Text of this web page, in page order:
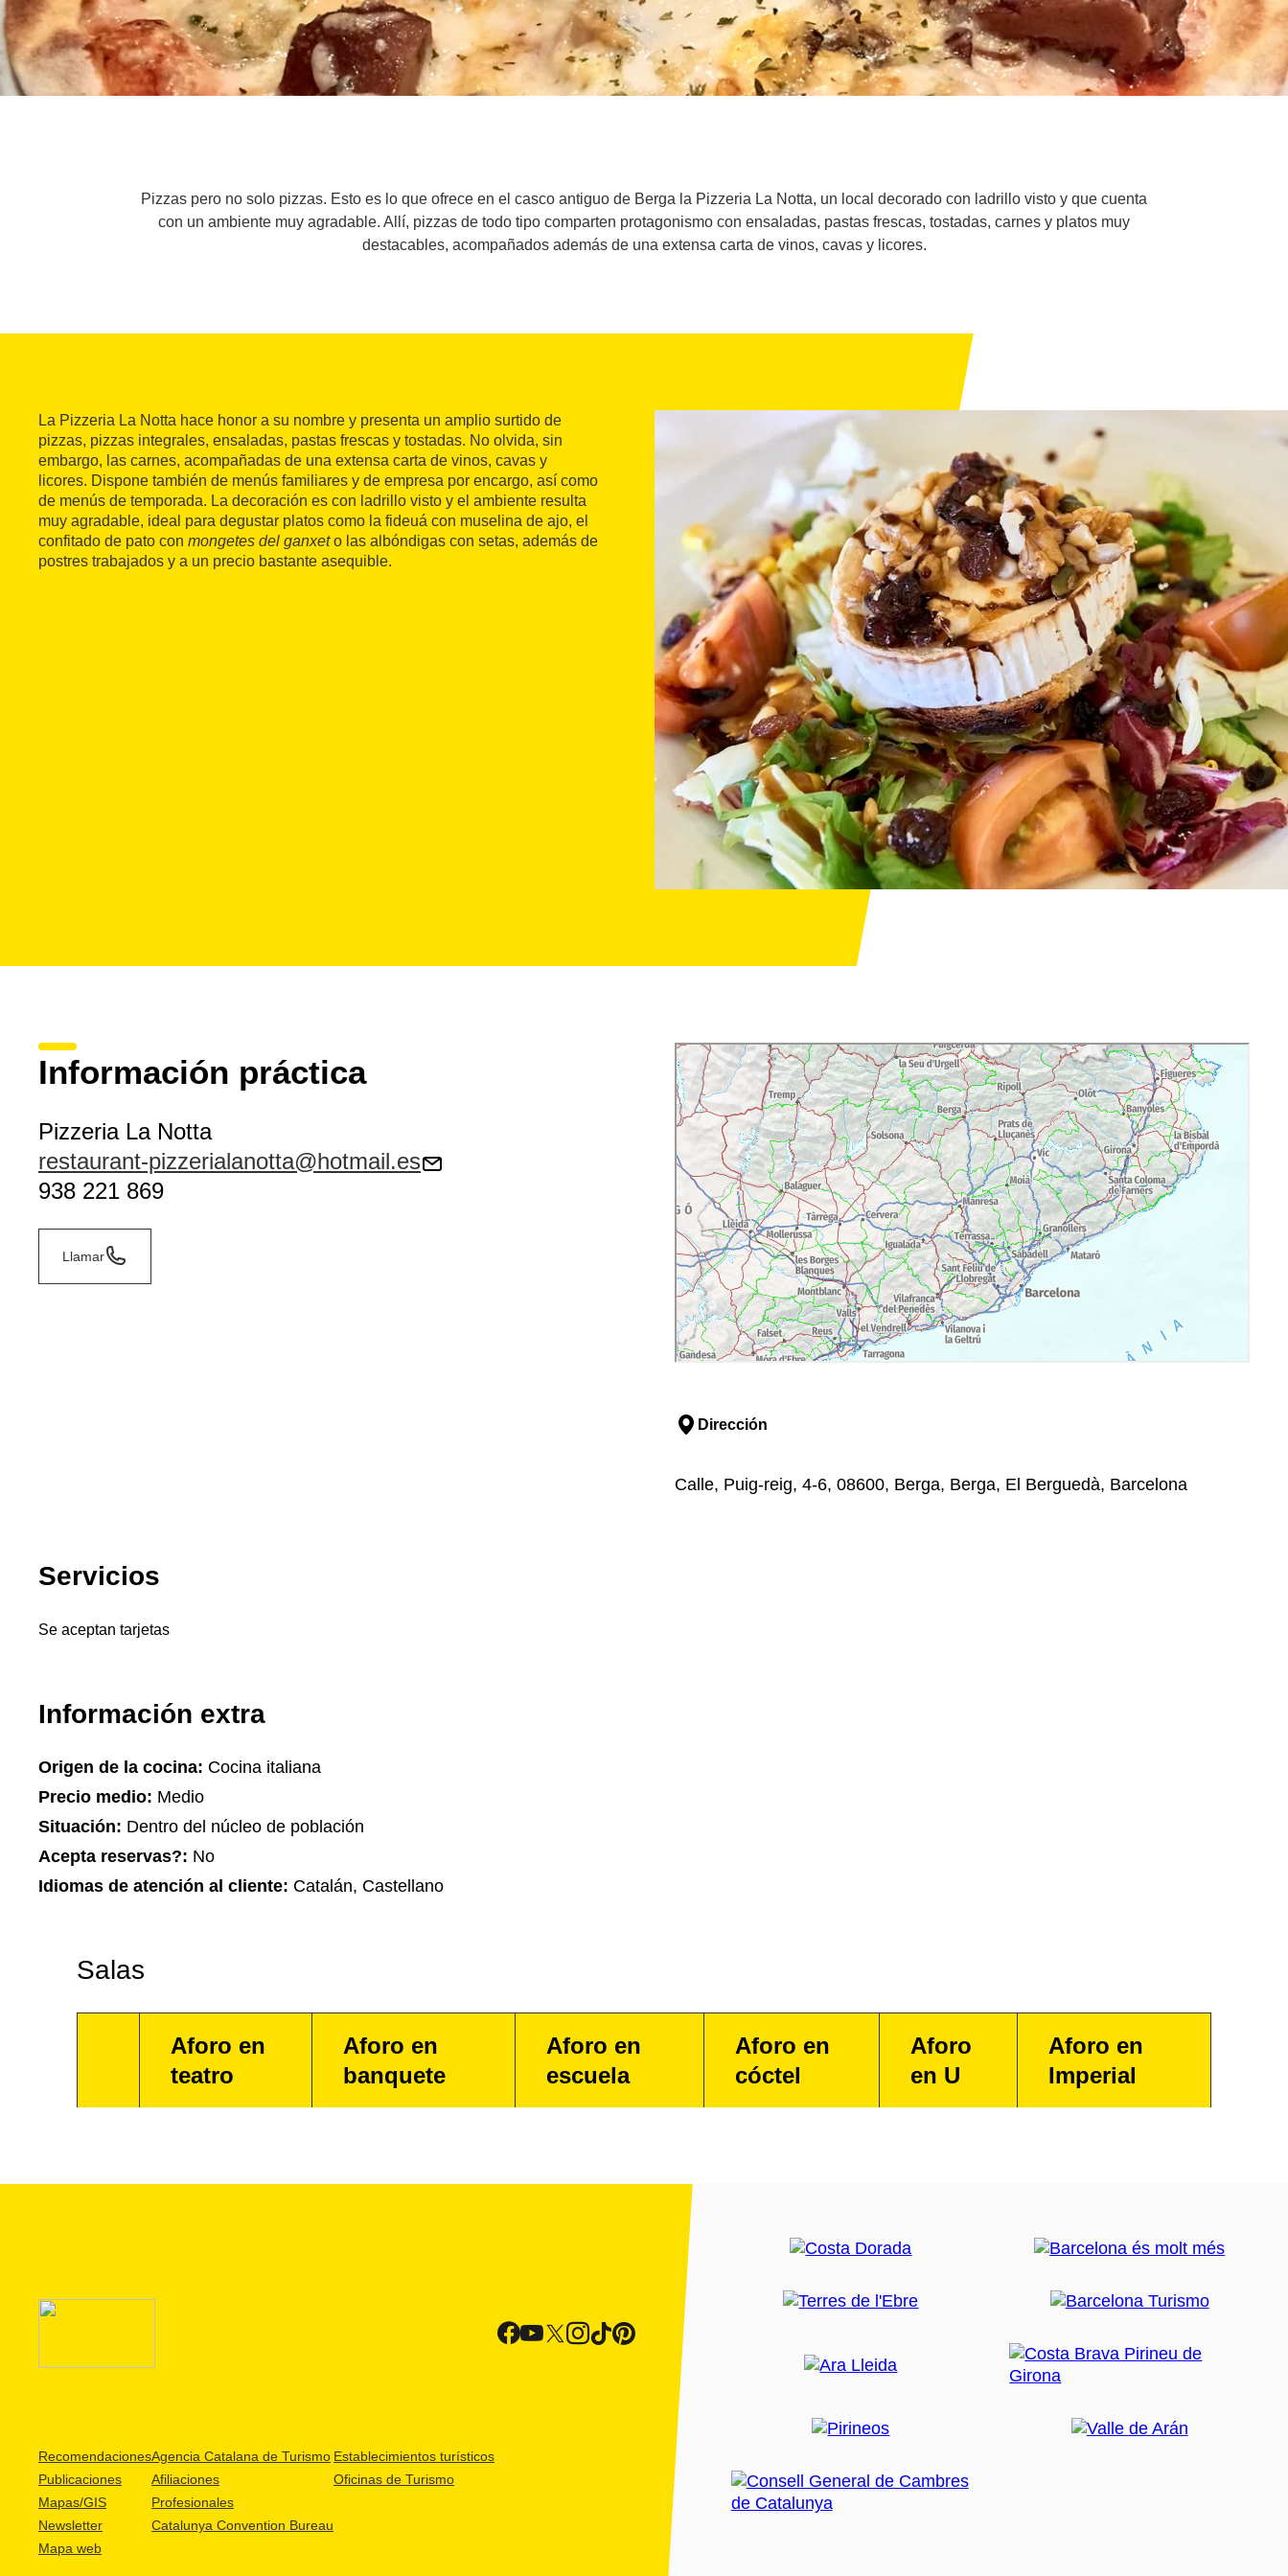
Pizzas pero no solo pizzas. Esto es lo que ofrece en el casco antiguo de Berga la Pizzeria La Notta, un local decorado con ladrillo visto y que cuenta
con un ambiente muy agradable. Allí, pizzas de todo tipo comparten protagonismo con ensaladas, pastas frescas, tostadas, carnes y platos muy
destacables, acompañados además de una extensa carta de vinos, cavas y licores.
La Pizzeria La Notta hace honor a su nombre y presenta un amplio surtido de
pizzas, pizzas integrales, ensaladas, pastas frescas y tostadas. No olvida, sin
embargo, las carnes, acompañadas de una extensa carta de vinos, cavas y
licores. Dispone también de menús familiares y de empresa por encargo, así como
de menús de temporada. La decoración es con ladrillo visto y el ambiente resulta
muy agradable, ideal para degustar platos como la fideuá con muselina de ajo, el
confitado de pato con mongetes del ganxeto las albóndigas con setas, además de
postres trabajados y a un precio bastante asequible.
Información práctica
Pizzeria La Notta
restaurant-pizzerialanotta@hotmail.es
938 221 869
Llamar
Dirección
Calle, Puig-reig, 4-6, 08600, Berga, Berga, El Berguedà, Barcelona
Servicios
Se aceptan tarjetas
Información extra
Origen de la cocina: Cocina italiana
Precio medio: Medio
Situación: Dentro del núcleo de población
Acepta reservas?: No
Idiomas de atención al cliente: Catalán, Castellano
Salas
Aforo en
teatro
Aforo en
banquete
Aforo en
escuela
Aforo en
cóctel
Aforo
en U
Aforo en
Imperial
Recomendaciones
Publicaciones
Mapas/GIS
Newsletter
Mapa web
Agencia Catalana de Turismo
Afiliaciones
Profesionales
Catalunya Convention Bureau
Establecimientos turísticos
Oficinas de Turismo